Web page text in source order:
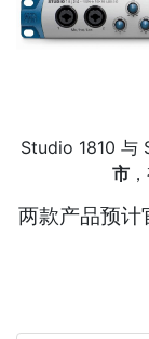
Studio 1810 与
市
两款产品预计